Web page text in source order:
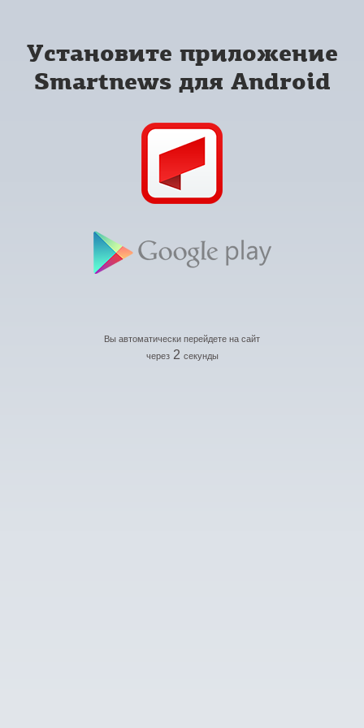
Установите приложение
Smartnews для Android
Вы автоматически перейдете на сайт
через 2 секунды